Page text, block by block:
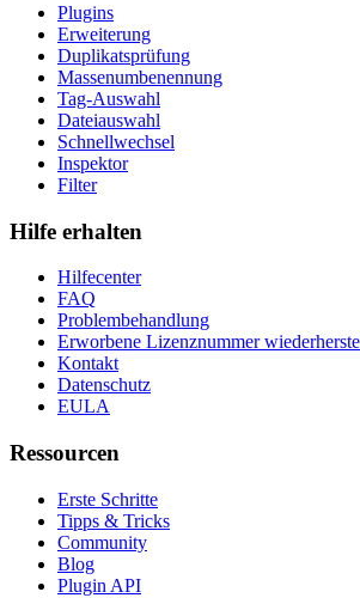
Plugins
Erweiterung
Duplikatsprüfung
Massenumbenennung
Tag-Auswahl
Dateiauswahl
Schnellwechsel
Inspektor
Filter
Hilfe erhalten
Hilfecenter
FAQ
Problembehandlung
Erworbene Lizenznummer
Kontakt
Datenschutz
EULA
Ressourcen
Erste Schritte
Tipps & Tricks
Community
Blog
Plugin API